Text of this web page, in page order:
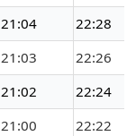
21:04
22:28
21:03
22:26
21:02
22:24
21:00
22:22